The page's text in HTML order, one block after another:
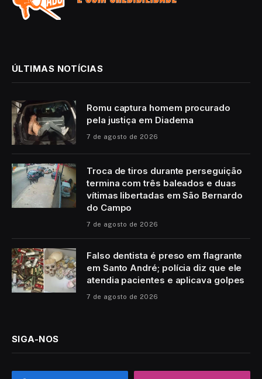
ÚLTIMAS NOTÍCIAS
Romu captura homem procurado
pela justiça em Diadema
7 de agosto de 2026
Troca de tiros durante perseguição
termina com três baleados e duas
vítimas libertadas em São Bernardo
do Campo
7 de agosto de 2026
Falso dentista é preso em flagrante
em Santo André; polícia diz que ele
atendia pacientes e aplicava golpes
7 de agosto de 2026
SIGA-NOS